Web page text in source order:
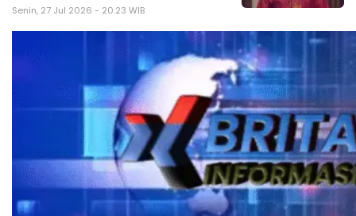
Senin, 27 Jul 2026 - 20:23 WIB